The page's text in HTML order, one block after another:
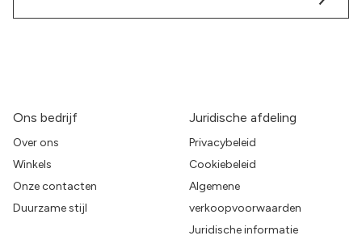
Ons bedrijf
Over ons
Winkels
Onze contacten
Duurzame stijl
Juridische afdeling
Privacybeleid
Cookiebeleid
Algemene
verkoopvoorwaarden
Juridische informatie